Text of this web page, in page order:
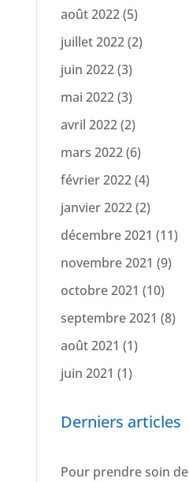
août 2022(5)
juillet 2022(2)
juin 2022(3)
mai 2022(3)
avril 2022(2)
mars 2022(6)
février 2022(4)
janvier 2022(2)
décembre 2021 (11)
novembre 2021 (9)
octobre 2021 (10)
septembre 2021 (8)
août 2021 (1)
juin 2021 (1)
Derniers articles
Pour prendre soin de